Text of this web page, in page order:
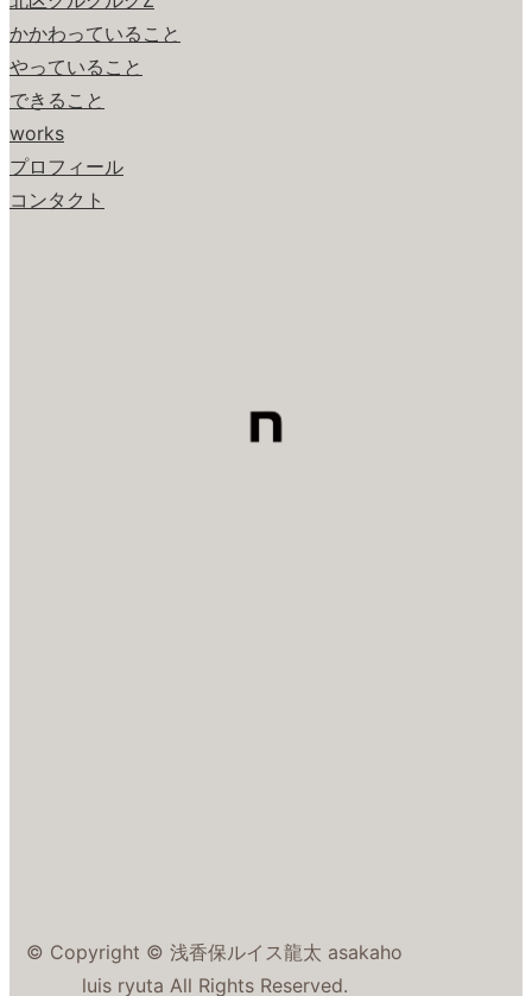
かかわっていること
やっていること
できること
works
プロフィール
コンタクト
© Copyright © 浅香保ルイス龍太 asakaho
luis ryuta All Rights Reserved.